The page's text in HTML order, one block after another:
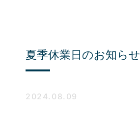
夏季休業日のお知らせ
2024.08.09